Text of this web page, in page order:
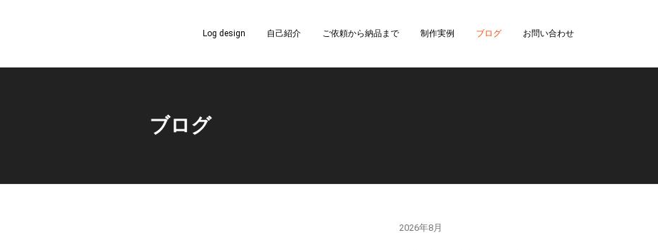
Log design 自己紹介 ご依頼から納品まで 制作実例 ブログ お問い合わせ
ブログ
2026年8月